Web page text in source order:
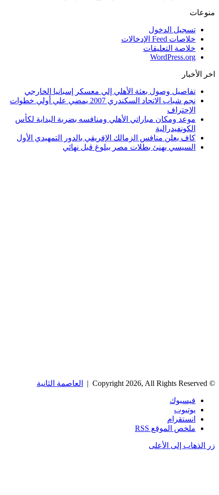
منوعات
تسجيل الدخول
خلاصات Feed الإدخالات
خلاصة التعليقات
WordPress.org
اخر الأخبار
تفاصيل وصول بعثة الأهلي إلي معسكر إسبانيا الخارجي
نجم شباب الاتحاد السكندري 2007 يمضي علي أولي خطوات
الإحتراف
موعد ومكان مباراتي الأهلي ومنافسه بضربة البداية لكأس
الكونفيدرالية
كاف يعلن منافس الزمالك الإفريقي بالدور التمهيدي الأول
السيسي يهنئ بطلات مصر ببلوغ قبل نهائي
© Copyright 2026, All Rights Reserved | العاصمة الثانية
فيسبوك
يوتيوب
انستقرام
ملخص الموقع RSS
زر الذهاب إلى الأعلى